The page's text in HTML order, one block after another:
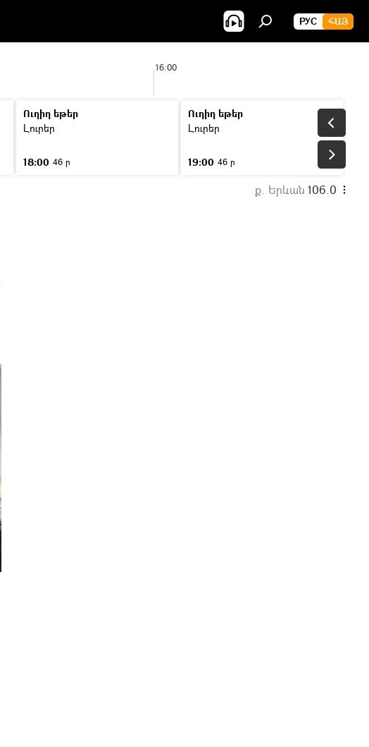
РУС ՀԱՅ
16:00
Ուղիղ եթեր
Լուրեր
18:00 46 ր
Ուղիղ եթեր
Լուրեր
19:00 46 ր
ք. Երևան 106.0